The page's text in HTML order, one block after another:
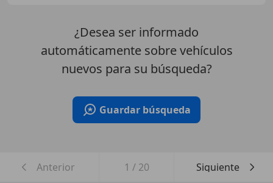
¿Desea ser informado
automáticamente sobre vehículos
nuevos para su búsqueda?
Guardar búsqueda
Anterior 1 / 20 Siguiente